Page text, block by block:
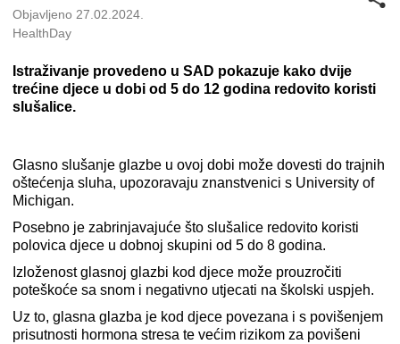
Objavljeno 27.02.2024.
HealthDay
Istraživanje provedeno u SAD pokazuje kako dvije
trećine djece u dobi od 5 do 12 godina redovito koristi
slušalice.
Glasno slušanje glazbe u ovoj dobi može dovesti do trajnih
oštećenja sluha, upozoravaju znanstvenici s University of
Michigan.
Posebno je zabrinjavajuće što slušalice redovito koristi
polovica djece u dobnoj skupini od 5 do 8 godina.
Izloženost glasnoj glazbi kod djece može prouzročiti
poteškoće sa snom i negativno utjecati na školski uspjeh.
Uz to, glasna glazba je kod djece povezana i s povišenjem
prisutnosti hormona stresa te većim rizikom za povišeni